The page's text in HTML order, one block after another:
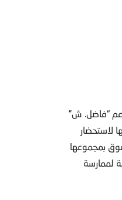
“فاضل. ش”
لاستحضار
بمجموعها
لممارسة